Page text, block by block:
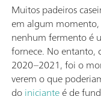
Muitos padeiros
em algum momento,
nenhum fermento é
fornece. No entanto,
2020–2021, foi o
verem o que
doinicianteé de